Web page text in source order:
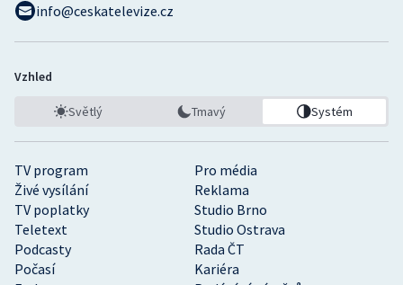
TV program
Pro média
Živé vysílání
Reklama
TV poplatky
Studio Brno
Teletext
Studio Ostrava
Podcasty
Rada ČT
Počasí
Kariéra
info@ceskatelevize.cz
Vzhled
Světlý Tmavý Systém